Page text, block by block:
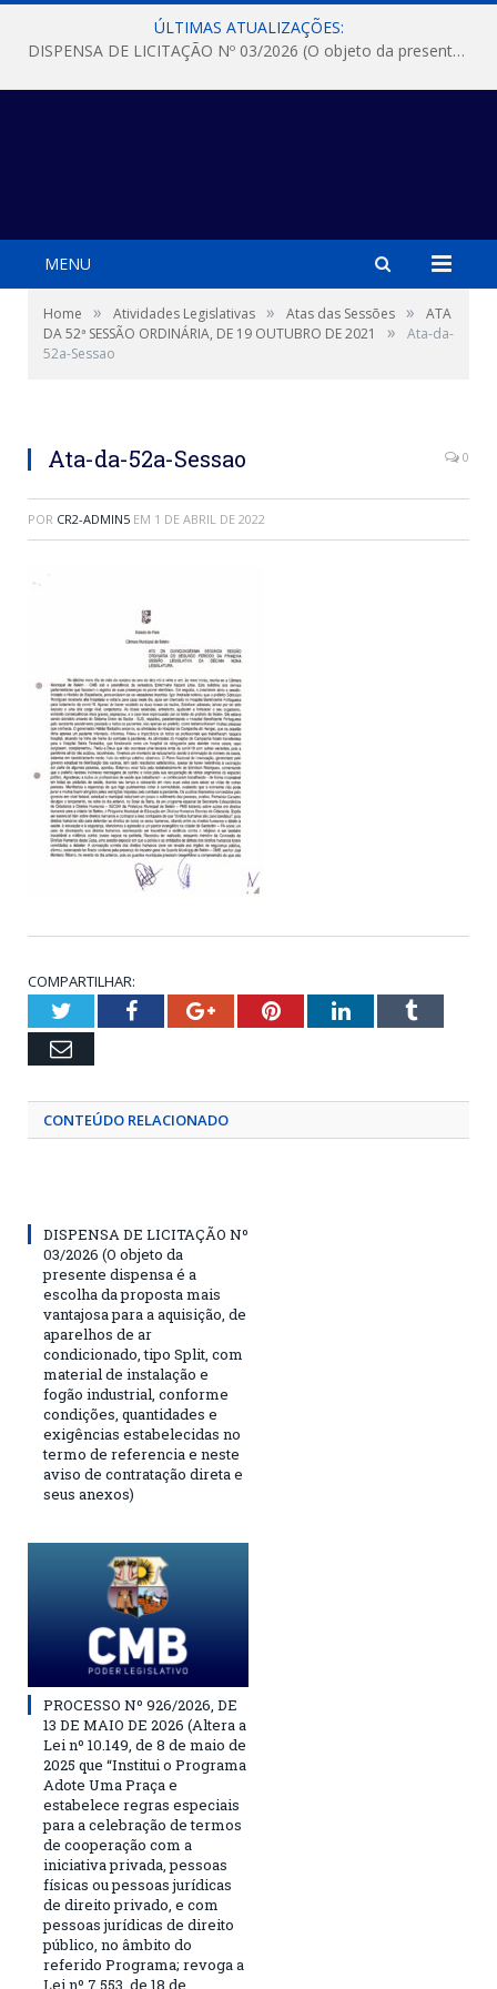
ÚLTIMAS ATUALIZAÇÕES:
DISPENSA DE LICITAÇÃO Nº 03/2026 (O objeto da presente dispensa é a escolha da proposta mais vantajosa para a aquisição, de aparelhos de ar condicionado, tipo Split, com material de instalação e fogão industrial, conforme condições, quantidades e exigências estabelecidas no termo de referencia e neste aviso de contratação direta e seus anexos)
MENU
Home » Atividades Legislativas » Atas das Sessões »
ATA
DA 52ª SESSÃO ORDINÁRIA, DE 19 OUTUBRO DE 2021
»
Ata-da-
52a-Sessao
Ata-da-52a-Sessao 0
POR CR2-ADMIN5 EM 1 DE ABRIL DE 2022
COMPARTILHAR:
TwitterFacebookGoogle+PinterestLinkedInTumblr
Email
CONTEÚDO RELACIONADO
DISPENSA DE LICITAÇÃO Nº
03/2026 (O objeto da
presente dispensa é a
escolha da proposta mais
vantajosa para a aquisição, de
aparelhos de ar
condicionado, tipo Split, com
material de instalação e
fogão industrial, conforme
condições, quantidades e
exigências estabelecidas no
termo de referencia e neste
aviso de contratação direta e
seus anexos)
PROCESSO Nº 926/2026, DE
13 DE MAIO DE 2026 (Altera a
Lei nº 10.149, de 8 de maio de
2025 que “Institui o Programa
Adote Uma Praça e
estabelece regras especiais
para a celebração de termos
de cooperação com a
iniciativa privada, pessoas
físicas ou pessoas jurídicas
de direito privado, e com
pessoas jurídicas de direito
público, no âmbito do
referido Programa; revoga a
Lei nº 7.553, de 18 de